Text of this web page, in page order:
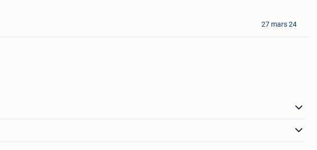
27 mars 24